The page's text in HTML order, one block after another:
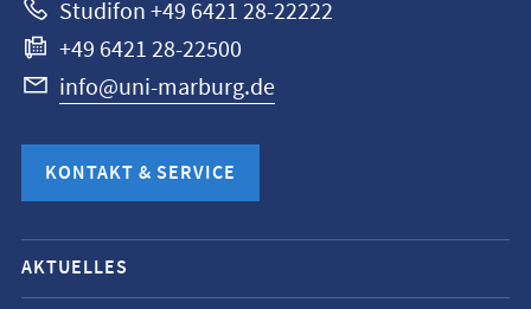
Studifon +49 6421 28-22222
+49 6421 28-22500
info@uni-marburg.de
KONTAKT & SERVICE
Mobile-
Service-
AKTUELLES